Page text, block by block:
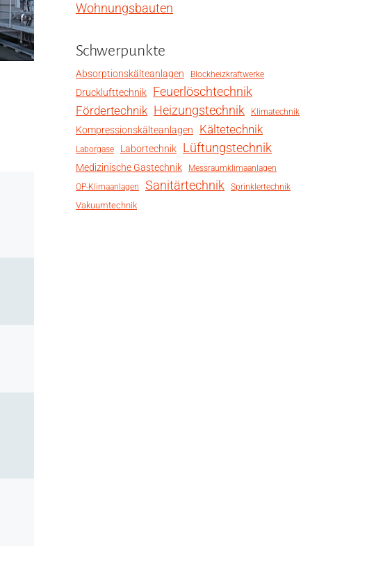
Wohnungsbauten
Schwerpunkte
Absorptionskälteanlagen Blockheizkraftwerke
Drucklufttechnik Feuerlöschtechnik
Fördertechnik Heizungstechnik Klimatechnik
Kompressionskälteanlagen Kältetechnik
Laborgase Labortechnik Lüftungstechnik
Medizinische Gastechnik
Messraumklimaanlagen
OP-Klimaanlagen
Sanitärtechnik Sprinklertechnik
Vakuumtechnik